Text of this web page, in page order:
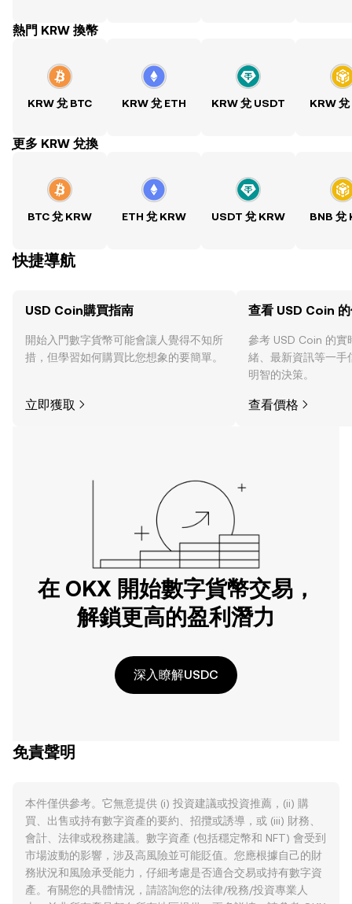
熱門 KRW 換幣
KRW 兌 BTC KRW 兌 ETH KRW 兌 USDT KRW
ִִִִִִִִִִִִִִִִִִִִִִִִִִִִִִִִִִִִִִִִִִִִִִִִ更多 KRW 兌換
BTC 兌 KRW ETH 兌 KRW USDT 兌 KRW BNB 兌
快捷導航
USD Coin購買指南
開始入門數字貨幣可能會讓人覺得不知所
措，但學習如何購買比您想象的要簡單。
立即獲取
查看 USD Coin
參考 USD Coin 的實
緒、最新資訊等一手
明智的決策。
查看價格
在 OKX 開始數字貨幣交易，
解鎖更高的盈利潛力
深入瞭解USDC
免責聲明
本件僅供參考。它無意提供 (i) 投資建議或投資推薦，(ii) 購
買、出售或持有數字資產的要約、招攬或誘導，或 (iii) 財務、
會計、法律或稅務建議。數字資產 (包括穩定幣和 NFT) 會受到
市場波動的影響，涉及高風險並可能貶值。您應根據自己的財
務狀況和風險承受能力，仔細考慮是否適合交易或持有數字資
產。有關您的具體情況，請諮詢您的法律/稅務/投資專業人